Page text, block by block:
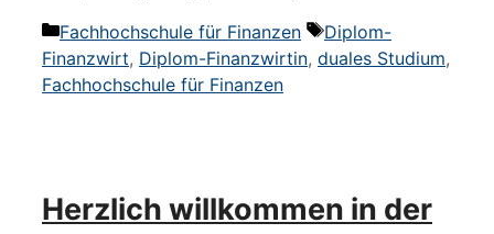
Kategorien
Fachhochschule für Finanzen Schlagwörter
Diplom-
Finanzwirt, Diplom-Finanzwirtin, duales Studium,
Fachhochschule für Finanzen
Herzlich willkommen in der